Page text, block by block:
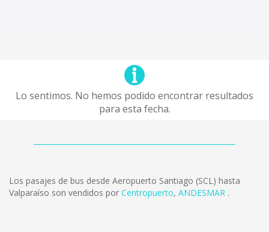
Lo sentimos. No hemos podido encontrar resultados
para esta fecha.
Los pasajes de bus desde Aeropuerto Santiago (SCL) hasta
Valparaíso son vendidos por Centropuerto, ANDESMAR .